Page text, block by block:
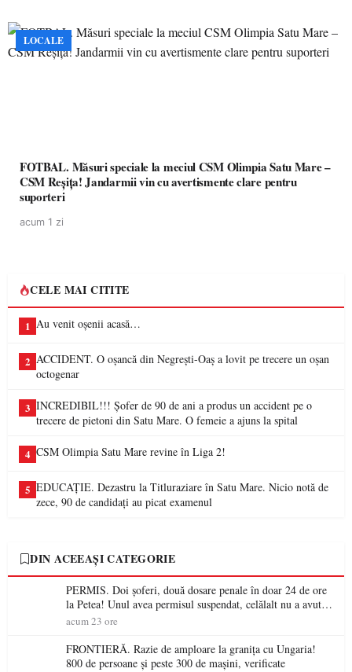
LOCALE
FOTBAL. Măsuri speciale la meciul CSM Olimpia Satu Mare –
CSM Reșița! Jandarmii vin cu avertismente clare pentru
suporteri
acum 1 zi
CELE MAI CITITE
1 Au venit oșenii acasă…
2 ACCIDENT. O oșancă din Negrești-Oaș a lovit pe trecere un oșan
octogenar
3 INCREDIBIL!!! Șofer de 90 de ani a produs un accident pe o
trecere de pietoni din Satu Mare. O femeie a ajuns la spital
4 CSM Olimpia Satu Mare revine în Liga 2!
5 EDUCAȚIE. Dezastru la Titluraziare în Satu Mare. Nicio notă de
zece, 90 de candidați au picat examenul
DIN ACEEAȘI CATEGORIE
PERMIS. Doi șoferi, două dosare penale în doar 24 de ore
la Petea! Unul avea permisul suspendat, celălalt nu a avut
niciodată permis
acum 23 ore
FRONTIERĂ. Razie de amploare la granița cu Ungaria!
800 de persoane și peste 300 de mașini, verificate